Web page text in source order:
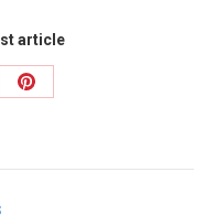
article
Share